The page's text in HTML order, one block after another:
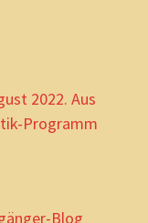
2022. Aus
Programm
Blog